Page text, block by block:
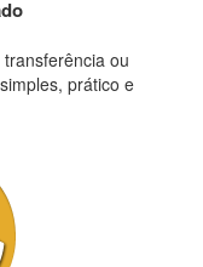
ou
prático e